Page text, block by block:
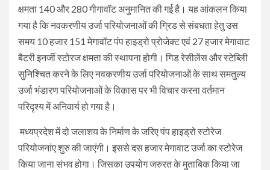
क्षमता 140 और 280 गीगावॉट अनुमानित की गई है। यह आंकलन किया
गया है कि नवकरणीय उर्जा परियोजनाओं की ग्रिड से संबधता हेतु उस
समय 10 हजार 151 मेगावॉट पंप हाइड्रो प्रोजेक्ट एवं 27 हजार मेगावाट
बैटरी इनर्जी स्टोरज क्षमता की स्थापना होगी। गिड रेसीलेंस और स्टेब्लिी
सुनिश्चित करने के लिए नवकरणीय उर्जा परियोजनाओं के साथ समतुल्य
उर्जा भंडारण परियोजनाओं के विकास पर भी विचार करना वर्तमान
परिदृश्य में अनिवार्य हो गया है।
मध्यप्रदेश में दो जलाशय के निर्माण के जरिए पंप हाइड्रो स्टोरेज
परियोजनांए शुरु की जाएंगी। इससे दस हजार मेगावाट उर्जा का स्टोरेज
किया जाना संभव होगा। जिसका उपयोग जरुरत के मुताबिक किया जा